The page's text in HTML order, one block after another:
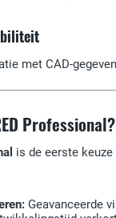
met CAD-
Professional?
is de eerste
Geavanceerde